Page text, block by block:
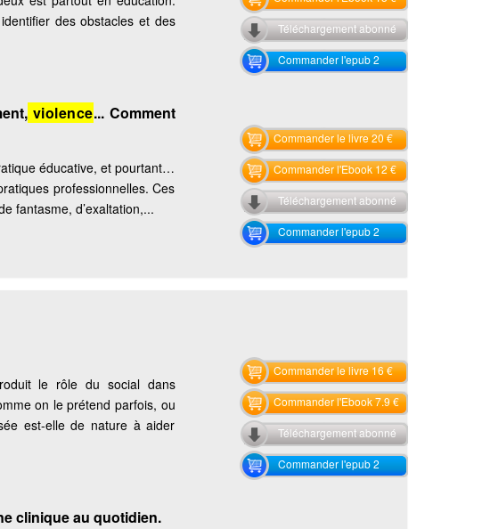
des obstacles et des
Téléchargement abonné
Commander l'epub 2
violence... Comment
éducative, et pourtant…
professionnelles. Ces
fantasme, d’exaltation,...
Commander le livre 20 €
Commander l'Ebook 12 €
Téléchargement abonné
Commander l'epub 2
le rôle du social dans
on le prétend parfois, ou
est-elle de nature à aider
Commander le livre 16 €
Commander l'Ebook 7.9 €
Téléchargement abonné
Commander l'epub 2
clinique au quotidien.